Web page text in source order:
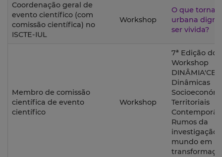
Coordenação geral de
evento científico (com
comissão científica) no
ISCTE-IUL
Workshop
O que torna
urbana
ser vivida?
Membro de comissão
científica de evento
científico
Workshop
7ª Edição do
Workshop
Dinâmicas
Territoriais
Rumos da
investigação
mundo em